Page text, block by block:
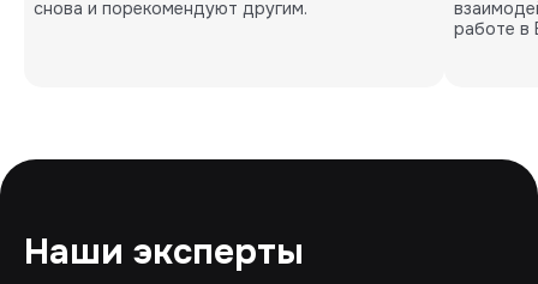
снова и порекомендуют другим.
работе в
Наши эксперты